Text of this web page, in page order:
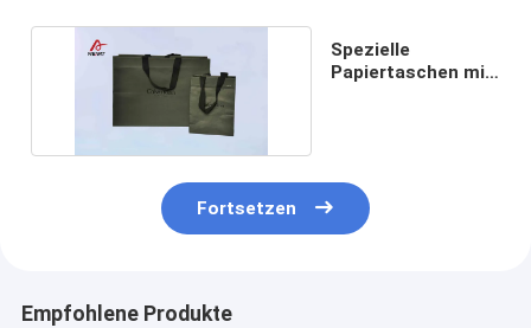
Spezielle
Papiertaschen mit
Fortsetzen
Empfohlene Produkte